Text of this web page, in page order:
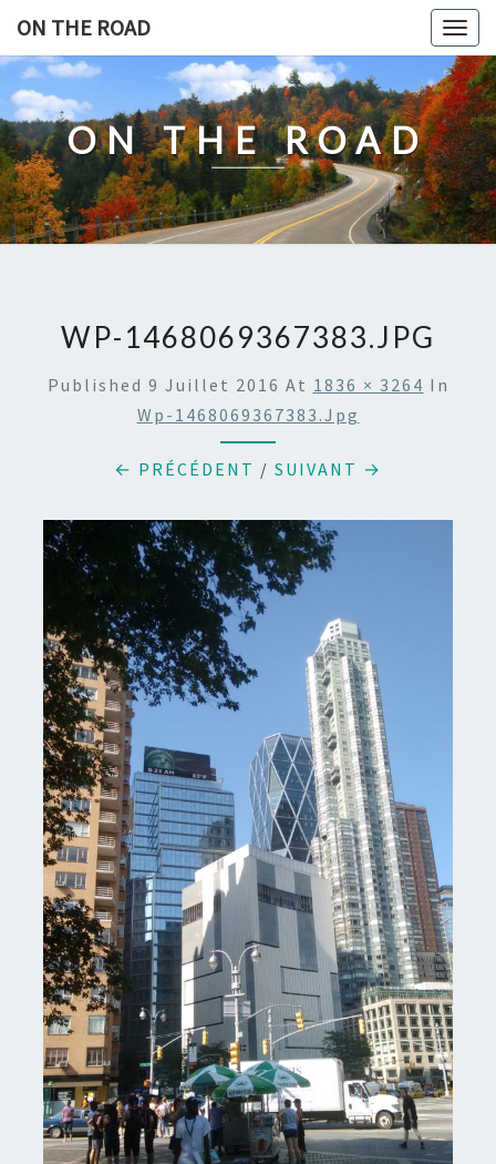
content
ON THE ROAD
ON THE ROAD
WP-1468069367383.JPG
Published 9 Juillet 2016 At 1836 × 3264 In
Wp-1468069367383.jpg
← PRÉCÉDENT / SUIVANT →